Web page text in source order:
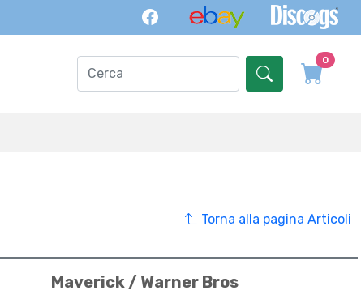
0
Torna alla pagina Articoli
Maverick / Warner Bros